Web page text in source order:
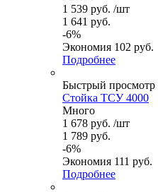
1 539 руб. /шт
1 641 руб.
-6%
Экономия 102 руб.
Подробнее
Быстрый просмотр
Стойка ТСУ 4000
Много
1 678 руб. /шт
1 789 руб.
-6%
Экономия 111 руб.
Подробнее